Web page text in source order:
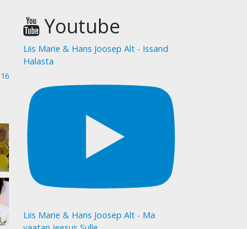
16
Youtube
Liis Marie & Hans Joosep Alt - Issand
Halasta
Liis Marie & Hans Joosep Alt - Ma